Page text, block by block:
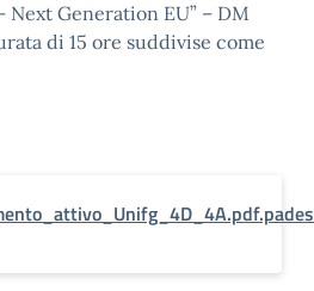
Next Generation EU” – DM
di 15 ore suddivise come